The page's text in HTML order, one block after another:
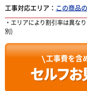
工事対応エリア： この商品
・エリアにより割引率は異な
別)
工事費を含
セルフお